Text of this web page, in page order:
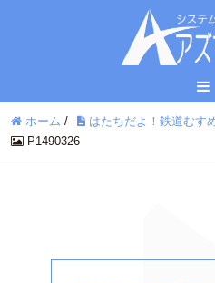
ホーム / はたちだよ！鉄道むす
P1490326